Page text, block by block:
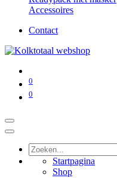
Accessoires
Contact
0
0
Startpagina
Shop